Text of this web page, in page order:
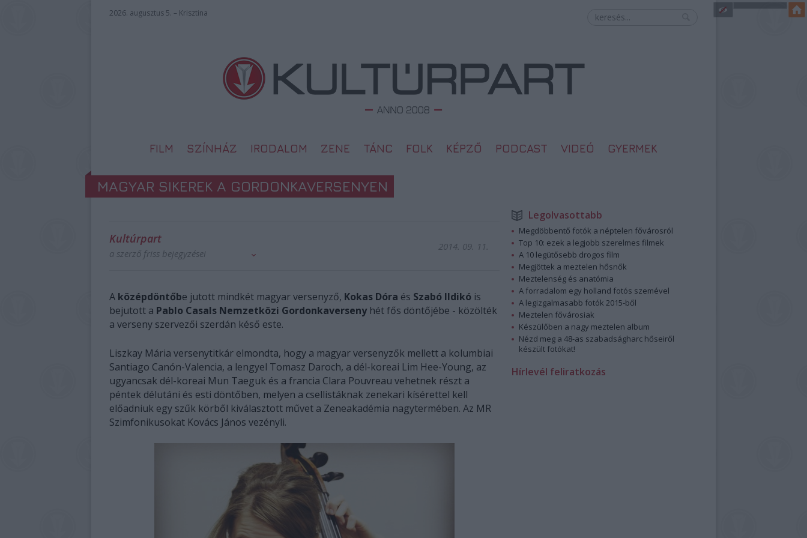
2026. augusztus 5. – Krisztina
FILM SZÍNHÁZ IRODALOM ZENE TÁNC FOLK KÉPZŐ PODCAST VIDEÓ GYERMEK
MAGYAR SIKEREK A GORDONKAVERSENYEN
Kultúrpart
a szerző friss bejegyzései
2014. 09. 11.
A középdöntőbe jutott mindkét magyar versenyző, Kokas Dóra és Szabó Ildikó is
bejutott a Pablo Casals Nemzetközi Gordonkaverseny hét fős döntőjébe - közölték
a verseny szervezői szerdán késő este.
Liszkay Mária versenytitkár elmondta, hogy a magyar versenyzők mellett a kolumbiai
Santiago Canón-Valencia, a lengyel Tomasz Daroch, a dél-koreai Lim Hee-Young, az
ugyancsak dél-koreai Mun Taeguk és a francia Clara Pouvreau vehetnek részt a
péntek délutáni és esti döntőben, melyen a csellistáknak zenekari kísérettel kell
előadniuk egy szűk körből kiválasztott művet a Zeneakadémia nagytermében. Az MR
Szimfonikusokat Kovács János vezényli.
Legolvasottabb
Megdöbbentő fotók a néptelen fővárosról
Top 10: ezek a legjobb szerelmes filmek
A 10 legütősebb drogos film
Megjöttek a meztelen hősnők
Meztelenség és anatómia
A forradalom egy holland fotós szemével
A legizgalmasabb fotók 2015-ből
Meztelen fővárosiak
Készülőben a nagy meztelen album
Nézd meg a 48-as szabadságharc hőseiről
készült fotókat!
Hírlevél feliratkozás